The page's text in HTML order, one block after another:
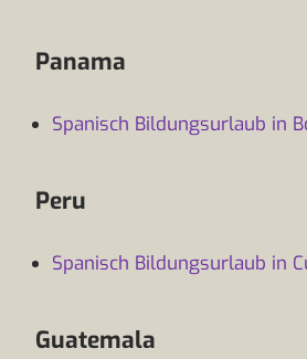
Panama
Spanisch Bildungsurlaub in
Peru
Spanisch Bildungsurlaub in
Guatemala